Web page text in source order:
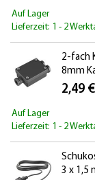
Auf Lager
Lieferzeit: 1 - 2
2-fach
8mm
2,49 €
Auf Lager
Lieferzeit: 1 - 2
3 x 1,5